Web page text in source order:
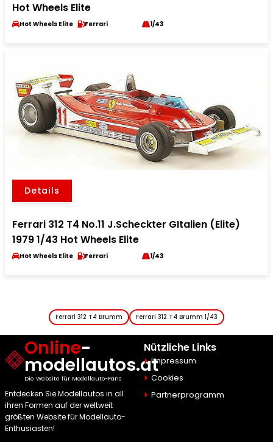
Hot Wheels Elite
Hot Wheels Elite Ferrari 1/43
Details
Ferrari 312 T4 No.11 J.Scheckter GItalien (Elite)
1979 1/43 Hot Wheels Elite
Hot Wheels Elite Ferrari 1/43
Ferrari 312 T4 Brumm Ferrari 312 T4 Brumm 1/43
Online-
modellautos.at
Die Website für Modellauto-Fans
Entdecken Sie Modellautos in all
ihren Formen auf der weltweit
größten Website für Modellauto-
Enthusiasten!
Nützliche Links
Impressum
Cookies
Partnerprogramm